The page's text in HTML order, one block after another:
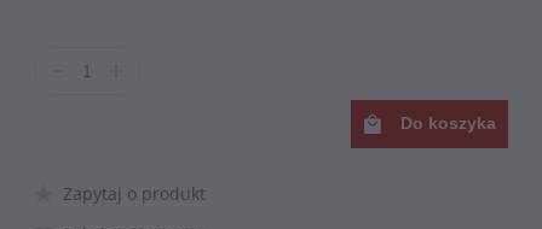
Do koszyka
Zapytaj o produkt